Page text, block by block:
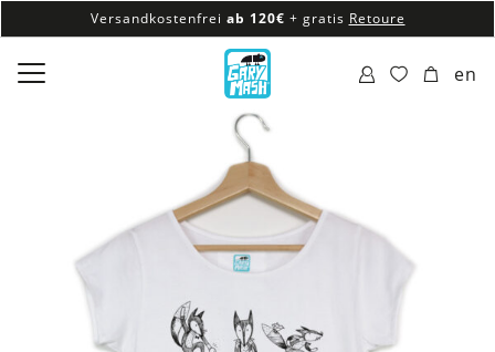
Versandkostenfrei ab 120€ + gratis Retoure
100% veganes & fair produziertes Sortiment
Versandkostenfrei ab 120€
en